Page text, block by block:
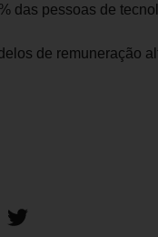
das pessoas de
de remuneração